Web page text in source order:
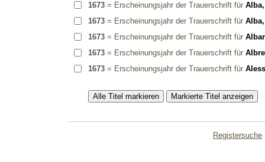
1673= Erscheinungsjahr der Trauerschrift für
1673= Erscheinungsjahr der Trauerschrift für
1673= Erscheinungsjahr der Trauerschrift für
1673= Erscheinungsjahr der Trauerschrift für
1673= Erscheinungsjahr der Trauerschrift für
Registersuche